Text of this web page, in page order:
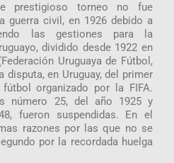
prestigioso torneo no fue
guerra civil, en 1926 debido a
las gestiones para la
dividido desde 1922 en
Uruguaya de Fútbol,
disputa, en Uruguay, del primer
organizado por la FIFA.
número 25, del año 1925 y
fueron suspendidas. En el
razones por las que no se
por la recordada huelga